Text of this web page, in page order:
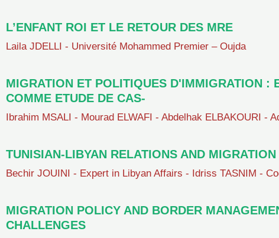
L’ENFANT ROI ET LE RETOUR DES MRE
Laila JDELLI - Université Mohammed Premier – Oujda
MIGRATION ET POLITIQUES D'IMMIGRATION :
COMME ETUDE DE CAS-
Ibrahim MSALI - Mourad ELWAFI - Abdelhak ELBAKOURI -
TUNISIAN-LIBYAN RELATIONS AND
Bechir JOUINI - Expert in Libyan Affairs - Idriss TASNIM -
MIGRATION POLICY AND BORDER
CHALLENGES